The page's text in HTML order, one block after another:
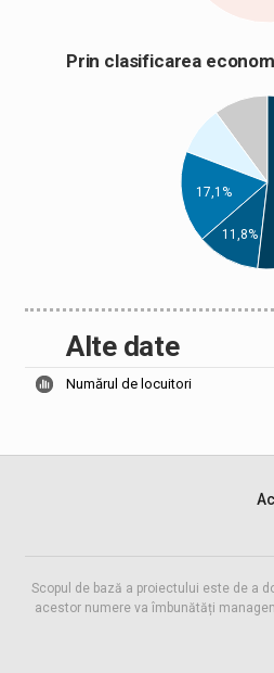
Prin clasificarea
17,1%
11,8%
Alte date
Numărul de locuitori
Scopul de bază a proiectului este de a
acestor numere va îmbunătăți